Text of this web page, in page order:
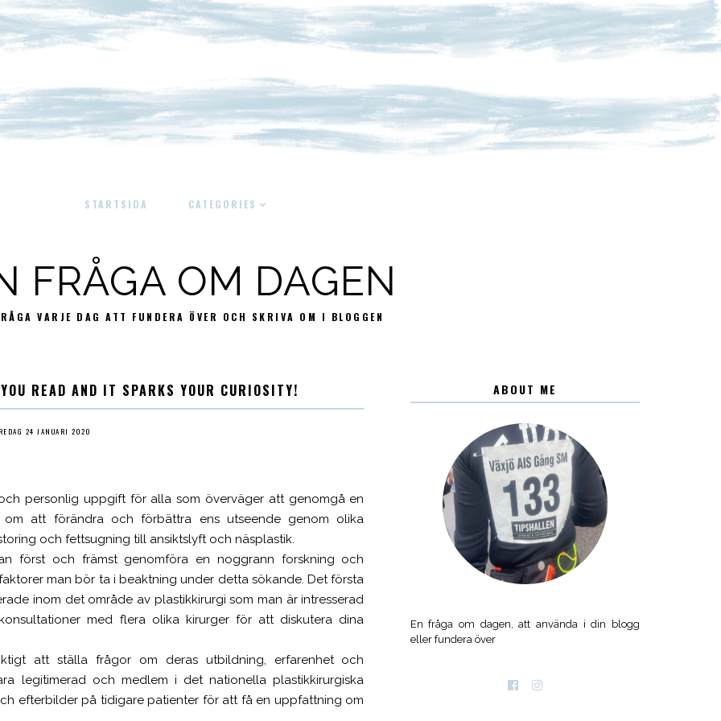
STARTSIDA CATEGORIES
FRÅGA OM DAGEN
VARJE DAG ATT FUNDERA ÖVER OCH SKRIVA OM I BLOGGEN
READ AND IT SPARKS YOUR CURIOSITY!
24 JANUARI 2020
personlig uppgift för alla som överväger att genomgå en
om att förändra och förbättra ens utseende genom olika
och fettsugning till ansiktslyft och näsplastik.
först och främst genomföra en noggrann forskning och
man bör ta i beaktning under detta sökande. Det första
inom det område av plastikkirurgi som man är intresserad
med flera olika kirurger för att diskutera dina
att ställa frågor om deras utbildning, erfarenhet och
legitimerad och medlem i det nationella plastikkirurgiska
efterbilder på tidigare patienter för att få en uppfattning om
ABOUT ME
En fråga om dagen, att använda i din blogg
eller fundera över